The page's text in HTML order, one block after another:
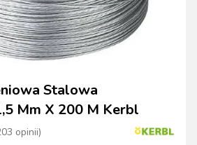
Stalowa
Mm X 200 M Kerbl
opinii)